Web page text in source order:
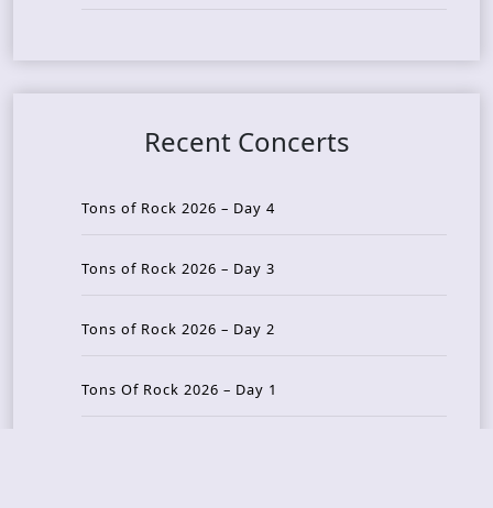
Recent Concerts
Tons of Rock 2026 – Day 4
Tons of Rock 2026 – Day 3
Tons of Rock 2026 – Day 2
Tons Of Rock 2026 – Day 1